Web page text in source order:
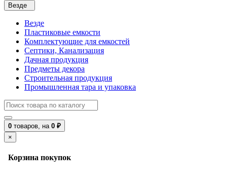
Везде
Везде
Пластиковые емкости
Комплектующие для емкостей
Септики, Канализация
Дачная продукция
Предметы декора
Строительная продукция
Промышленная тара и упаковка
0 товаров, на 0 ₽
×
Корзина покупок